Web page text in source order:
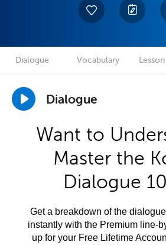
Dialogue Vocabulary
Dialogue
Want to
Master the
Dialogue
Get a breakdown of the
instantly with the Premium line-
up for your Free Lifetime